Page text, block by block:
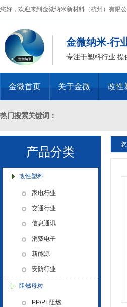
您好，欢迎来到金微纳米新材料（杭州）有限公
金微纳米-行
专注于塑料行业
金微首页 关于金微 改性
热门搜索关键词：
十溴二苯乙烷母粒，三氧化二锑母粒
燃 ABS阻燃 ，PA 阻燃，PET阻燃 ，
化，抗静电母粒，阻燃料，抗老化料，
色母粒 氧化诱导剂，
产品分类
改性塑料
家电行业
交通行业
信息通讯
消费电子
新能源
安防行业
阻燃母粒
PP/PE阻燃
金微纳米荣获“国家高新技术企